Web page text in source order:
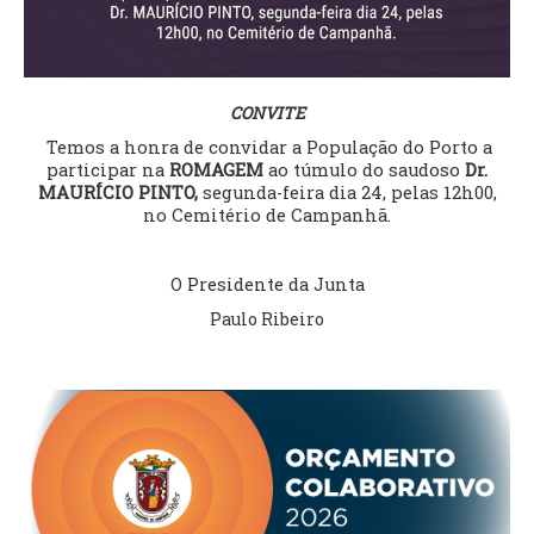
PRESIDENTE
EXECUTIVO E PELOUROS
ATAS E DOCUMENTOS DA ASSEMBLEIA
EDITAIS
REGULAMENTOS E TAXAS
PLANO E ORÇAMENTO
RELATÓRIO E CONTAS
CONVITE
Temos a honra de convidar a População do Porto a
participar na ROMAGEM ao túmulo do saudoso Dr.
MAURÍCIO PINTO,segunda-feira dia 24, pelas 12h00,
no Cemitério de Campanhã.
O Presidente da Junta
Paulo Ribeiro